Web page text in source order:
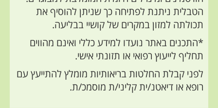
הטבלית ניתנת לפתיחה כך שניתן להוסיף את
תכולתה למזון במקרים של קושיי בבליעה.
*התכנים באתר נועדו למידע כללי ואינם מהווים
תחליף לייעוץ רפואי או תזונתי אישי.
לפני קבלת החלטות בריאותיות מומלץ להתייעץ עם
רופא או דיאטנ/ית קליני/ת מוסמכ/ת.